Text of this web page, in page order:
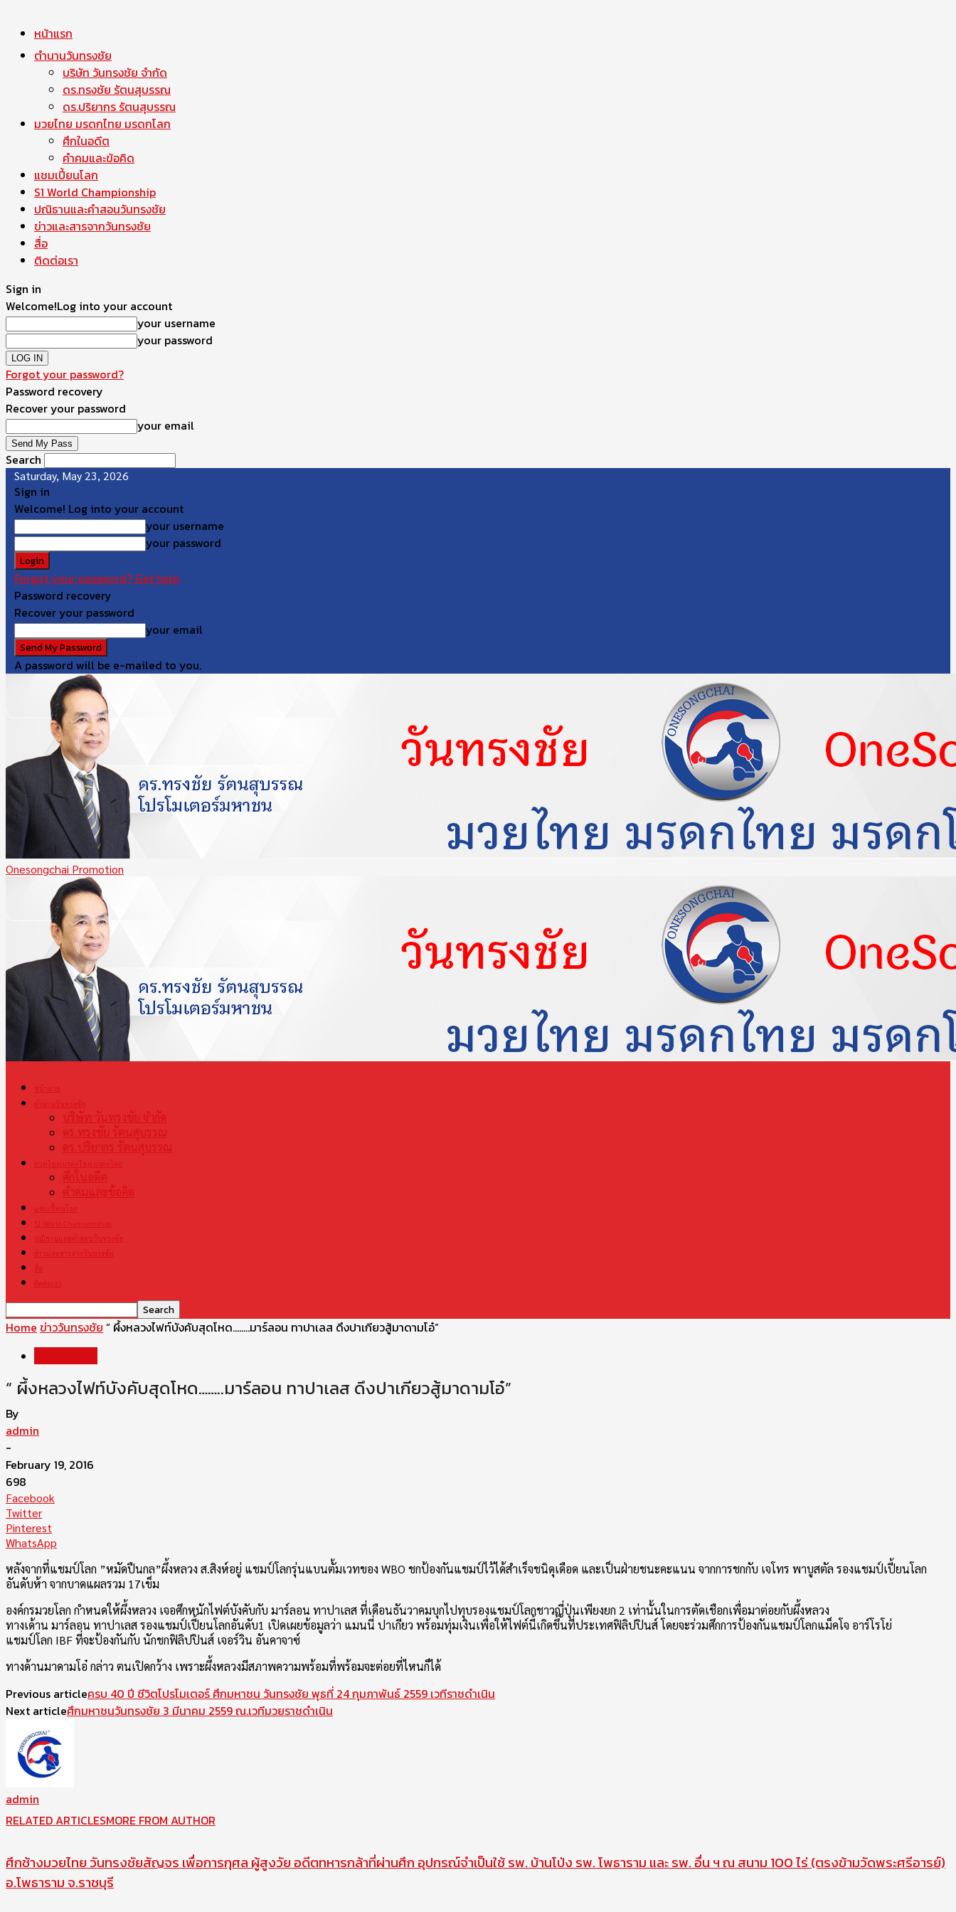
หน้าแรก
ตำนานวันทรงชัย
บริษัท วันทรงชัย จำกัด
ดร.ทรงชัย รัตนสุบรรณ
ดร.ปริยากร รัตนสุบรรณ
มวยไทย มรดกไทย มรดกโลก
ศึกในอดีต
คำคมและข้อคิด
แชมเปี้ยนโลก
S1 World Championship
ปณิธานและคำสอนวันทรงชัย
ข่าวและสารจากวันทรงชัย
สื่อ
ติดต่อเรา
Sign in
Welcome!Log into your account
your username
your password
Forgot your password?
Password recovery
Recover your password
your email
Search
Saturday, May 23, 2026
Sign in
Welcome! Log into your account
your username
your password
Forgot your password? Get help
Password recovery
Recover your password
your email
A password will be e-mailed to you.
Onesongchai Promotion
หน้าแรก
ตำนานวันทรงชัย
บริษัท วันทรงชัย จำกัด
ดร.ทรงชัย รัตนสุบรรณ
ดร.ปริยากร รัตนสุบรรณ
มวยไทย มรดกไทย มรดกโลก
ศึกในอดีต
คำคมและข้อคิด
แชมเปี้ยนโลก
S1 World Championship
ปณิธานและคำสอนวันทรงชัย
ข่าวและสารจากวันทรงชัย
สื่อ
ติดต่อเรา
Home ข่าววันทรงชัย “ ผึ้งหลวงไฟท์บังคับสุดโหด……..มาร์ลอน ทาปาเลส ดึงปาเกียวสู้มาดามโอ๋”
“ ผึ้งหลวงไฟท์บังคับสุดโหด……..มาร์ลอน ทาปาเลส ดึงปาเกียวสู้มาดามโอ๋”
By
admin
-
February 19, 2016
698
Facebook
Twitter
Pinterest
WhatsApp
หลังจากที่แชมป์โลก ”หมัดปืนกล”ผึ้งหลวง ส.สิงห์อยู่ แชมป์โลกรุ่นแบนตั้มเวทของ WBO ชกป้องกันแชมป์ไว้ได้สำเร็จชนิดุเดือด และเป็นฝ่ายชนะคะแนน จากการชกกับ เจโทร พาบูสตัล รองแชมป์เปี้ยนโลก
อันดับห้า จากบาดแผลรวม 17เข็ม
องค์กรมวยโลก กำหนดให้ผึ้งหลวง เจอศึกหนักไฟต์บังคับกับ มาร์ลอน ทาปาเลส ที่เดือนธันวาคมบุกไปทุบรองแชมป์โลกชาวญี่ปุ่นเพียงยก 2 เท่านั้นในการตัดเชือกเพื่อมาต่อยกับผึ้งหลวง
ทางเด้าน มาร์ลอน ทาปาเลส รองแชมป์เปี้ยนโลกอันดับ1 เปิดเผยข้อมูลว่า แมนนี่ ปาเกียว พร้อมทุ่มเงินเพื่อให้ไฟต์นี้เกิดขึ้นที่ประเทศฟิลิปปินส์ โดยจะร่วมศึกการป้องกันแชมป์โลกแม็คโจ อาร์โรโย่
แชมป์โลก IBF ที่จะป้องกันกับ นักชกฟิลิปปินส์ เจอร์วิน อันคาจาซ์
ทางด้านมาดามโอ๋ กล่าว ตนเปิดกว้าง เพราะผึ้งหลวงมีสภาพความพร้อมที่พร้อมจะต่อยที่ไหนก็ได้
Previous articleครบ 40 ปี ชีวิตโปรโมเตอร์ ศึกมหาชน วันทรงชัย พุธที่ 24 กุมภาพันธ์ 2559 เวทีราชดำเนิน
Next articleศึกมหาชนวันทรงชัย 3 มีนาคม 2559 ณ.เวทีมวยราชดำเนิน
admin
RELATED ARTICLESMORE FROM AUTHOR
ศึกช้างมวยไทย วันทรงชัยสัญจร เพื่อการกุศล ผู้สูงวัย อดีตทหารกล้าที่ผ่านศึก อุปกรณ์จำเป็นใช้ รพ. บ้านโป่ง รพ. โพธาราม และ รพ. อื่น ฯ ณ สนาม 100 ไร่ (ตรงข้ามวัดพระศรีอารย์)
อ.โพธาราม จ.ราชบุรี